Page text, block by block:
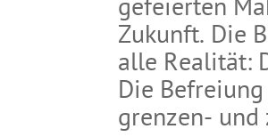
gefeierten
Zukunft. Die
alle Realität:
Die
grenzen- und